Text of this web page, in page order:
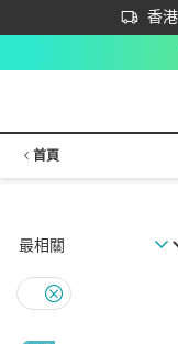
香
立
首次APP
首頁